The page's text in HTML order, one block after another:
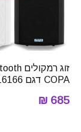
COPA דגם 16166
685 ₪